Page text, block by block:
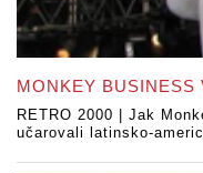
MONKEY BUSINESS
RETRO 2000 | Jak
učarovali latinsko-